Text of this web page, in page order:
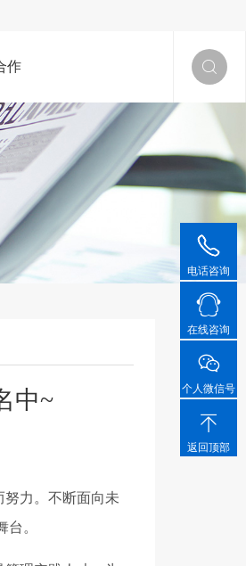
作 
中~
努力。不断面向未
。

电话咨询

在线咨询

个人微信号

返回顶部